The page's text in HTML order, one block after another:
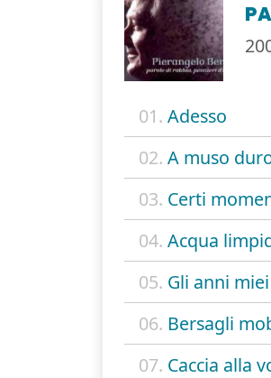
01. Adesso
02. A muso
03. Certi
04. Acqua
05. Gli anni miei
06. Bersagli
07. Caccia alla